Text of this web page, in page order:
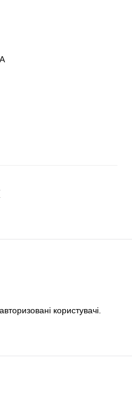
користувачі.